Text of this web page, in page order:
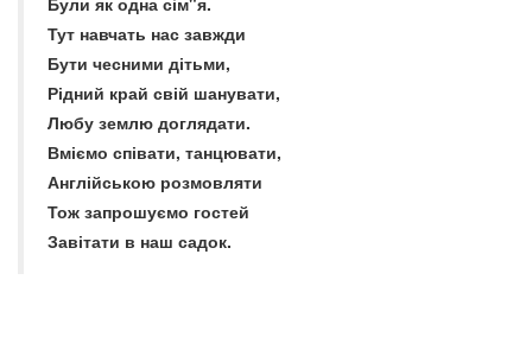
Тут навчать нас завжди
Бути чесними дітьми,
Рідний край свій шанувати,
Любу землю доглядати.
Вміємо співати, танцювати,
Англійською розмовляти
Тож запрошуємо гостей
Завітати в наш садок.